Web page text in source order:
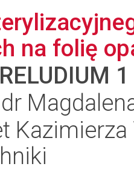
na folię
1
Kazimierza